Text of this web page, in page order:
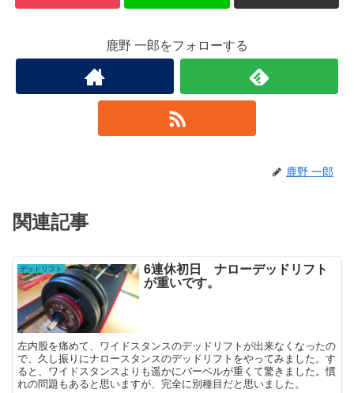
鹿野 一郎をフォローする
鹿野 一郎
関連記事
デッドリフト 6連休初日 ナローデッドリフト
が重いです。
左内股を痛めて、ワイドスタンスのデッドリフトが出来なくなったの
で、久し振りにナロースタンスのデッドリフトをやってみました。す
ると、ワイドスタンスよりも遥かにバーベルが重くて驚きました。慣
れの問題もあると思いますが、完全に別種目だと思いました。